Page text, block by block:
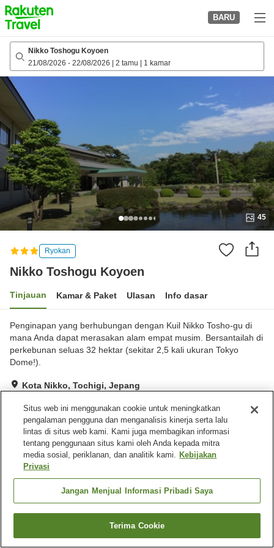
to
top
page
BARU
Nikko Toshogu Koyoen
21/08/2026 - 22/08/2026 2 tamu 1 kamar
45
Ryokan
Nikko Toshogu Koyoen
Tinjauan Kamar & Paket Ulasan Info dasar
Penginapan yang berhubungan dengan Kuil Nikko Tosho-gu di
mana Anda dapat merasakan alam empat musim. Bersantailah di
perkebunan seluas 32 hektar (sekitar 2,5 kali ukuran Tokyo
Dome!).
Kota Nikko, Tochigi, Jepang
Sangat baik Ulasan:220
Fasilitas properti
Tempat parkir
Beranda Jepang Tochigi
Kota Nikko
Cari kamar
Situs web ini menggunakan cookie untuk meningkatkan
pengalaman pengguna dan menganalisis kinerja serta lalu
lintas di situs web kami. Kami juga membagikan informasi
tentang penggunaan situs kami oleh Anda kepada mitra
media sosial, periklanan, dan analitik kami. Kebijakan
Privasi
Jangan Menjual Informasi Pribadi Saya
Terima Cookie